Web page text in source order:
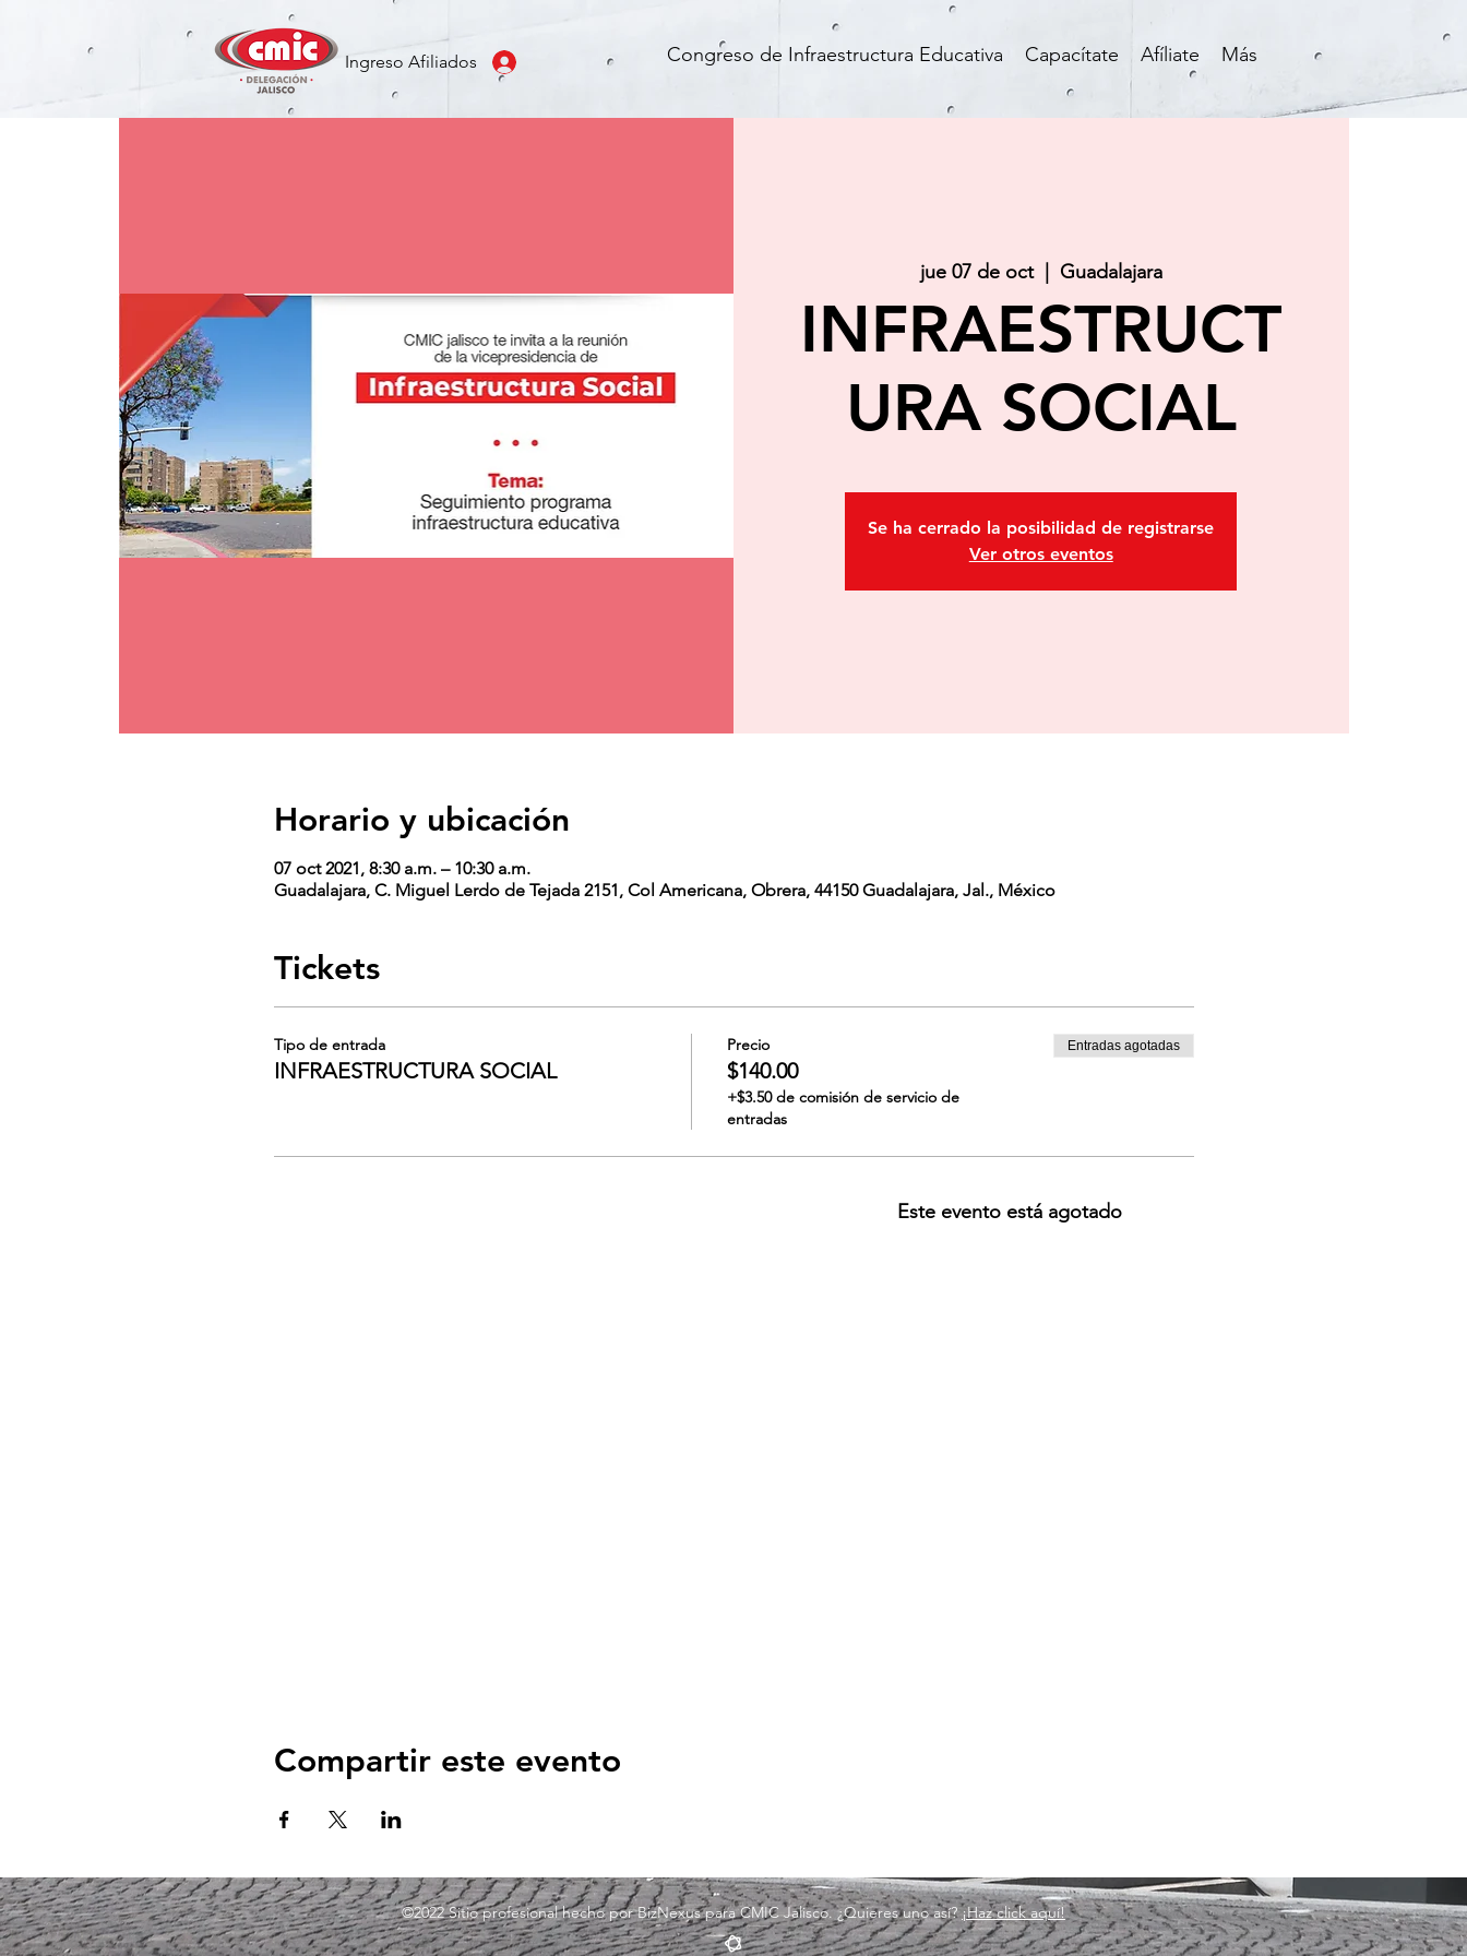
Ingreso Afiliados Congreso de Infraestructura Educativa Capacítate Afíliate Más
jue 07 de oct
  |
Guadalajara
INFRAESTRUCT
URA SOCIAL
Se ha cerrado la posibilidad de registrarse
Ver otros eventos
Horario y ubicación
07 oct 2021, 8:30 a.m. – 10:30 a.m.
Guadalajara, C. Miguel Lerdo de Tejada 2151, Col Americana, Obrera, 44150 Guadalajara, Jal., México
Tickets
Tipo de entrada
INFRAESTRUCTURA SOCIAL
Precio
$140.00
+$3.50 de comisión de servicio de
entradas
Entradas agotadas
Este evento está agotado
Compartir este evento
©2022Sitio profesional hecho por BizNexus para CMIC Jalisco. ¿Quieres uno así?¡Haz click aquí!